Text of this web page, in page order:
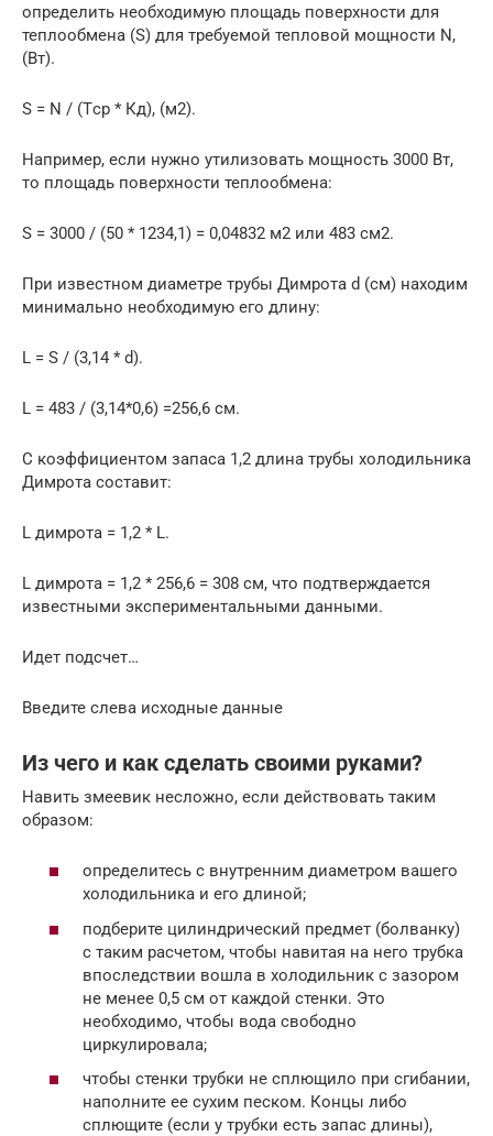
определить необходимую площадь поверхности для
теплообмена (S) для требуемой тепловой мощности N,
(Вт).
S = N / (Tср * Кд), (м2).
Например, если нужно утилизовать мощность 3000 Вт,
то площадь поверхности теплообмена:
S = 3000 / (50 * 1234,1) = 0,04832 м2 или 483 см2.
При известном диаметре трубы Димрота d (см) находим
минимально необходимую его длину:
L = S / (3,14 * d).
L = 483 / (3,14*0,6) =256,6 см.
С коэффициентом запаса 1,2 длина трубы холодильника
Димрота составит:
L димрота = 1,2 * L.
L димрота = 1,2 * 256,6 = 308 см, что подтверждается
известными экспериментальными данными.
Идет подсчет…
Введите слева исходные данные
Из чего и как сделать своими руками?
Навить змеевик несложно, если действовать таким
образом:
определитесь с внутренним диаметром вашего
холодильника и его длиной;
подберите цилиндрический предмет (болванку)
с таким расчетом, чтобы навитая на него трубка
впоследствии вошла в холодильник с зазором
не менее 0,5 см от каждой стенки. Это
необходимо, чтобы вода свободно
циркулировала;
чтобы стенки трубки не сплющило при сгибании,
наполните ее сухим песком. Концы либо
сплющите (если у трубки есть запас длины),